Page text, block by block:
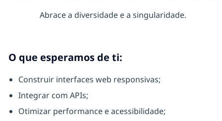
Abrace a diversidade e a singularidade.
O que esperamos de ti:
Construir interfaces web responsivas;
Integrar com APIs;
Otimizar performance e acessibilidade;